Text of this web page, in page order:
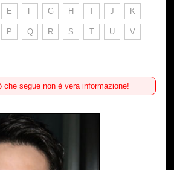
E F G H I J K
P Q R S T U V
che segue non è vera informazione!